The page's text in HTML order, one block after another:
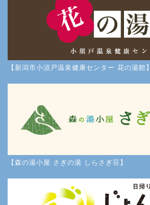
【新潟市小須戸温泉健康センター 花の湯館】
【森の湯小屋 さぎの湯 しらさぎ荘】